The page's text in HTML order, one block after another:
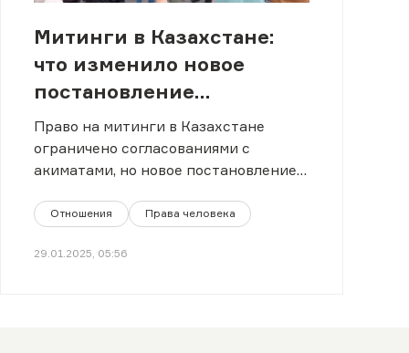
Митинги в Казахстане:
что изменило новое
постановление
Конституционного Суда?
Право на митинги в Казахстане
ограничено согласованиями с
акиматами, но новое постановление
Отношения Права человека
29.01.2025, 05:56